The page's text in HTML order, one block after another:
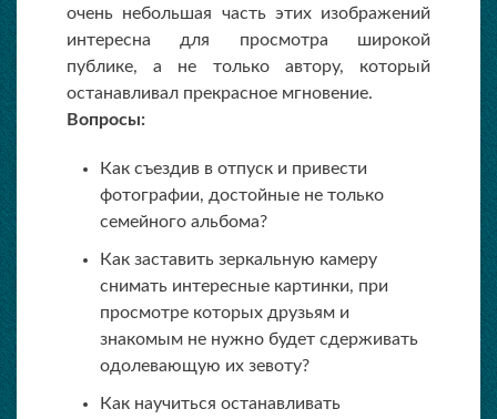
очень небольшая часть этих изображений
интересна для просмотра широкой
публике, а не только автору, который
останавливал прекрасное мгновение.
Вопросы:
Как съездив в отпуск и привести
фотографии, достойные не только
семейного альбома?
Как заставить зеркальную камеру
снимать интересные картинки, при
просмотре которых друзьям и
знакомым не нужно будет сдерживать
одолевающую их зевоту?
Как научиться останавливать